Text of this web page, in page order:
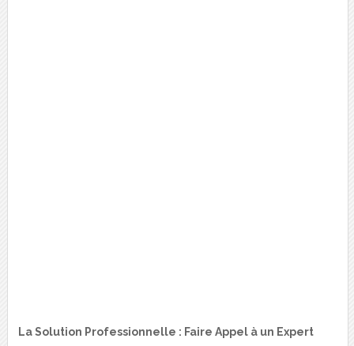
La Solution Professionnelle : Faire Appel à un Expert